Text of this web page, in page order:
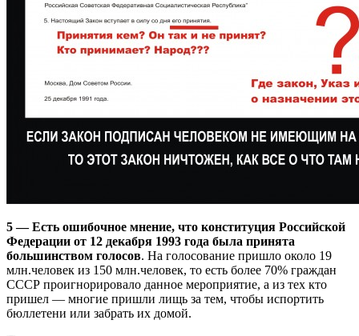
5 — Есть ошибочное мнение, что конституция Российской
Федерации от 12 декабря 1993 года была принята
большинством голосов. На голосование пришло около 19
млн.человек из 150 млн.человек, то есть более 70% граждан
СССР проигнорировало данное мероприятие, а из тех кто
пришел — многие пришли лищь за тем, чтобы испортить
бюллетени или забрать их домой.